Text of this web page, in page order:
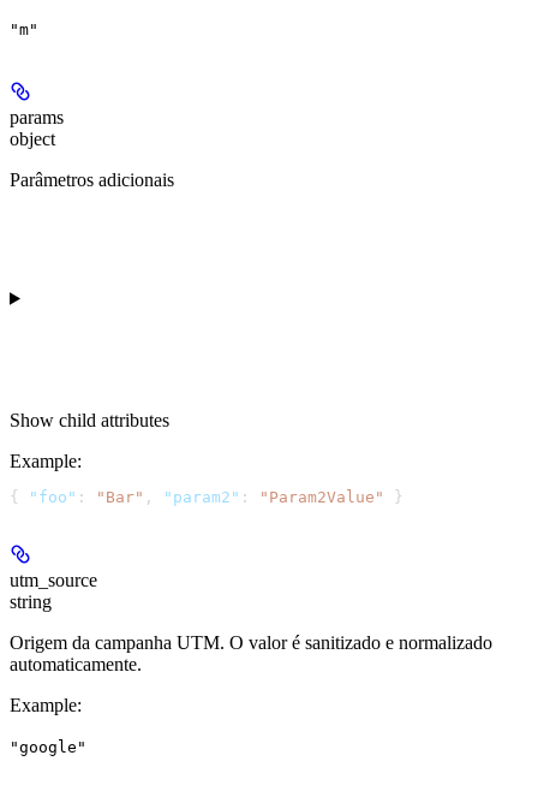
"m"
params
object
Parâmetros adicionais
Show child attributes
Example:
{ "foo" : "Bar" , "param2" : "Param2Value" }
utm_source
string
Origem da campanha UTM. O valor é sanitizado e normalizado
automaticamente.
Example:
"google"